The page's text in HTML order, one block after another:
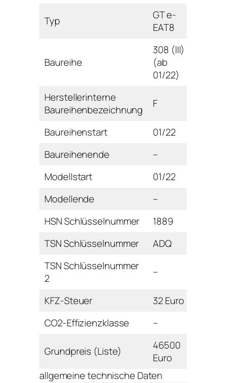
Typ
GT e-
EAT8
Baureihe
308 (III)
(ab
01/22)
Herstellerinterne
Baureihenbezeichnung
F
Baureihenstart
01/22
Baureihenende
–
Modellstart
01/22
Modellende
–
HSN Schlüsselnummer
1889
TSN Schlüsselnummer
ADQ
TSN Schlüsselnummer
2
–
KFZ-Steuer
32 Euro
CO2-Effizienzklasse
–
Grundpreis (Liste)
46500
Euro
allgemeine technische Daten